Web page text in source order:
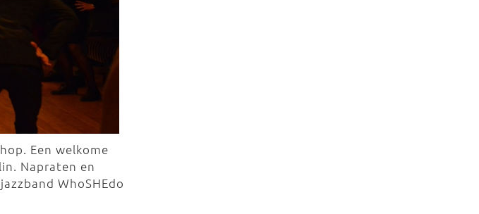
Een welkome
Napraten en
WhoSHEdo